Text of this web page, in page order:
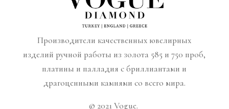
Производители качественных ювелирных
изделий ручной работы из золота 585 и 750 проб,
платины и палладия с бриллиантами и
драгоценными камнями со всего мира.
© 2021 Vogue.